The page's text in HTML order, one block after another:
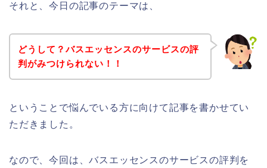
それと、今日の記事のテーマは、
どうして？バスエッセンスのサービスの評
判がみつけられない！！
ということで悩んでいる方に向けて記事を書かせてい
ただきました。
なので、今回は、バスエッセンスのサービスの評判を